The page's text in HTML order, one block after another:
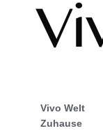
Vivo Welt
Zuhause